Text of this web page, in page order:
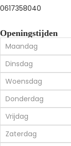
0617358040
Openingstijden
Maandag
Dinsdag
Woensdag
Donderdag
Vrijdag
Zaterdag